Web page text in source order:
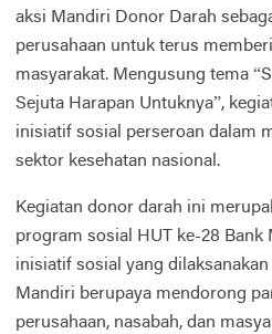
aksi Mandiri Donor Darah
perusahaan untuk terus
masyarakat. Mengusung tema
Sejuta Harapan Untuknya”,
inisiatif sosial perseroan dalam
sektor kesehatan nasional.
Kegiatan donor darah ini
program sosial HUT ke-28 Bank
inisiatif sosial yang
Mandiri berupaya mendorong
perusahaan, nasabah, dan